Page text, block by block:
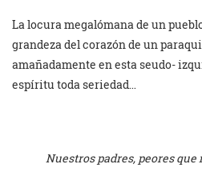
La locura megalómana de un
grandeza del corazón de un
amañadamente en esta seudo-
espíritu toda seriedad…
Nuestros padres, peores que